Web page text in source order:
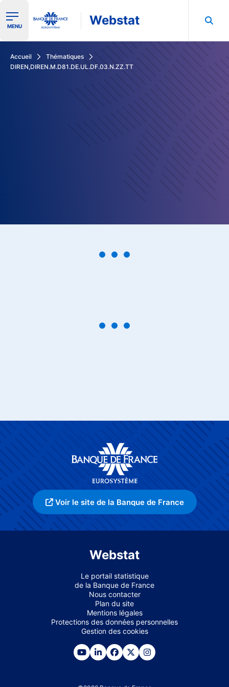
Ouvrir le menu de navigation
MENU Webstat
Accueil
Thématiques
DIREN,DIREN.M.D81.DE.UL.DF.03.N.ZZ.TT
Voir le site de la Banque de France
Webstat
Le portail statistique
de la Banque de France
Nous contacter
Plan du site
Mentions légales
Protections des données personnelles
Gestion des cookies